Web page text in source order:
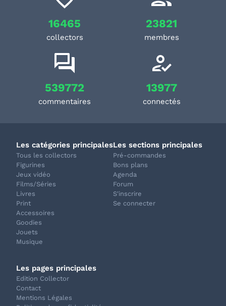
16465
collectors
23821
membres
539772
commentaires
13977
connectés
Les catégories principales
Tous les collectors
Figurines
Jeux vidéo
Films/Séries
Livres
Print
Accessoires
Goodies
Jouets
Musique
Les sections principales
Pré-commandes
Bons plans
Agenda
Forum
S'inscrire
Se connecter
Les pages principales
Edition Collector
Contact
Mentions Légales